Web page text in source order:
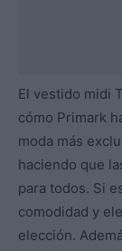
El vestido midi
cómo Primark
moda más
haciendo que
para todos. Si
comodidad y
elección.